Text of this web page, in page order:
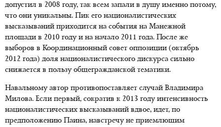
допустил в 2008 году, так всем запали в душу именно потому,
что они уникальны. Пик его националистических
высказываний приходится на события на Манежной
площади в 2010 году и на начало 2011 года. После же
выборов в Координационный совет оппозиции (октябрь
2012 года) доля националистического дискурса сильно
снижается в пользу общегражданской тематики.
Навальному автор противопоставляет случай Владимира
Милова. Если первый, сократив к 2013 году интенсивность
националистических высказываний вдвое, идет, по
предположению Паина, навстречу не приемлющим